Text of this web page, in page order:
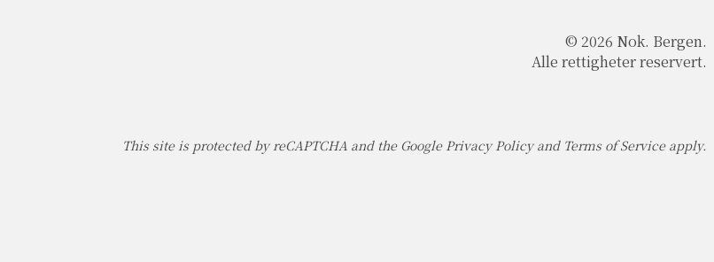
© 2026 Nok. Bergen.
Alle rettigheter reservert.
This site is protected by reCAPTCHA and the Google Privacy Policyand Terms of Serviceapply.